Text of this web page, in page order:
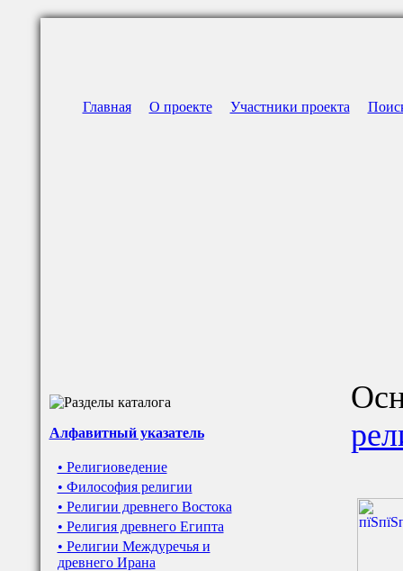
Главная О проекте Участники проекта
Алфавитный указатель
• Религиоведение
• Философия религии
• Религии древнего Востока
• Религия древнего Египта
• Религии Междуречья и
древнего Ирана